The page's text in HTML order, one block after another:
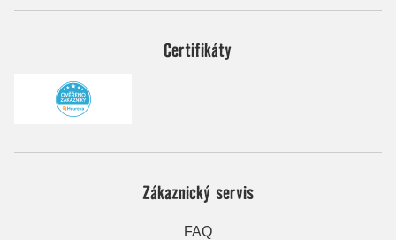
Certifikáty
Zákaznický servis
FAQ